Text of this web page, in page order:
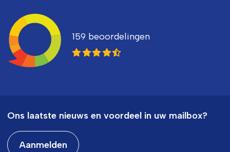
159 beoordelingen
Ons laatste nieuws en voordeel in uw mailbox?
Aanmelden